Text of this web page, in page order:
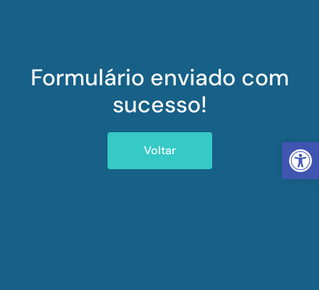
Abrir
Formulário enviado com
sucesso!
Voltar